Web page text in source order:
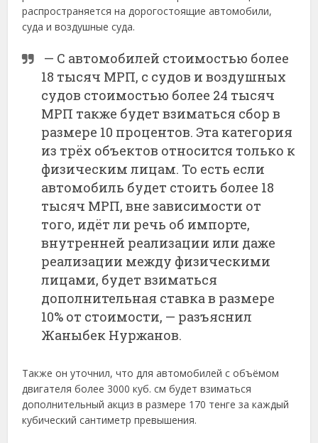
распространяется на дорогостоящие автомобили,
суда и воздушные суда.
— С автомобилей стоимостью более
18 тысяч МРП, с судов и воздушных
судов стоимостью более 24 тысяч
МРП также будет взиматься сбор в
размере 10 процентов. Эта категория
из трёх объектов относится только к
физическим лицам. То есть если
автомобиль будет стоить более 18
тысяч МРП, вне зависимости от
того, идёт ли речь об импорте,
внутренней реализации или даже
реализации между физическими
лицами, будет взиматься
дополнительная ставка в размере
10% от стоимости, — разъяснил
Жаныбек Нуржанов.
Также он уточнил, что для автомобилей с объёмом
двигателя более 3000 куб. см будет взиматься
дополнительный акциз в размере 170 тенге за каждый
кубический сантиметр превышения.